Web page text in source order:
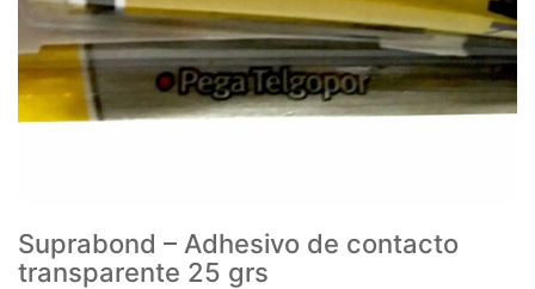
Suprabond – Adhesivo de contacto
transparente 25 grs